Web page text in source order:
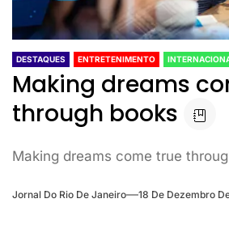
DESTAQUES ENTRETENIMENTO
Making dreams
through books
Making dreams come true
Jornal Do Rio De Janeiro 18 De Dezembro